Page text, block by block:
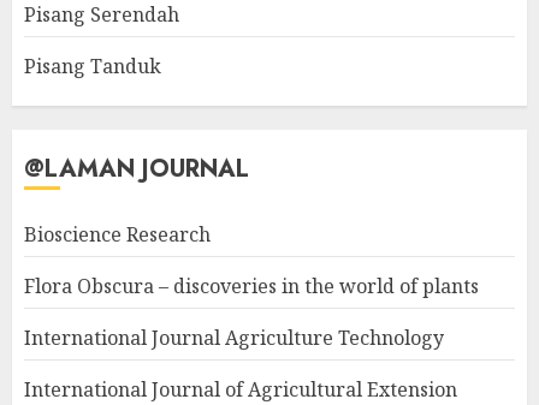
Pisang Serendah
Pisang Tanduk
@LAMAN JOURNAL
Bioscience Research
Flora Obscura – discoveries in the world of plants
International Journal Agriculture Technology
International Journal of Agricultural Extension